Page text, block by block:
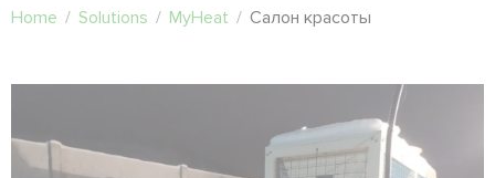
Home / Solutions / MyHeat / Салон красоты